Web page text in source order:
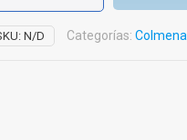
N/D Categorías:Colmena